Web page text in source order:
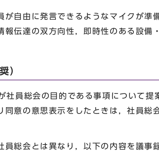
自由に発言できるようなマイクが準
報伝達の双方向性，即時性のある設備
）
員総会の目的である事項について提
同意の意思表示をしたときは，社員総
総会とは異なり，以下の内容を議事